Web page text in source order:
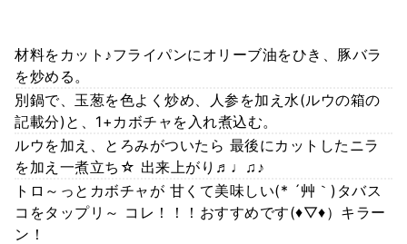
材料をカット♪フライパンにオリーブ油をひき、豚バラ
を炒める。
別鍋で、玉葱を色よく炒め、人参を加え水(ルウの箱の
記載分)と、1+カボチャを入れ煮込む。
ルウを加え、とろみがついたら 最後にカットしたニラ
を加え一煮立ち☆ 出来上がり♬♩♫♪
トロ～っとカボチャが 甘くて美味しい(* ´艸｀)タバス
コをタップリ～ コレ！！！おすすめです(♦▽♦）キラー
ン！